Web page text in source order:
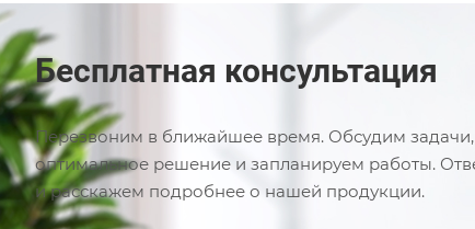
Бесплатная консультация
Перезвоним в ближайшее время. Обсудим
оптимальное решение и запланируем работы.
и расскажем подробнее о нашей продукции.